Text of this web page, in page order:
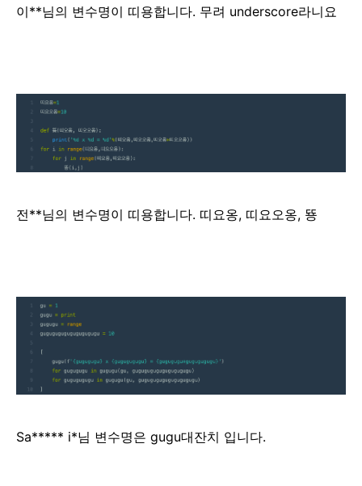
이**님의 변수명이 띠용합니다. 무려 underscore라니요
전**님의 변수명이 띠용합니다. 띠요옹, 띠요오옹, 뚕
Sa***** i*님 변수명은 gugu대잔치 입니다.